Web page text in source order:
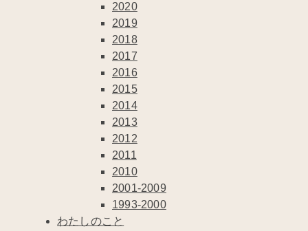
2020
2019
2018
2017
2016
2015
2014
2013
2012
2011
2010
2001-2009
1993-2000
わたしのこと